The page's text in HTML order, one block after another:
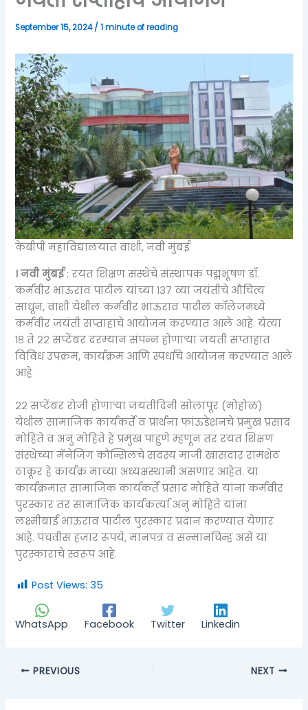
September 15, 2024/1 minute of reading
केबीपी महाविद्यालयात वाशी, नवी मुंबई
। नवी मुंबई: रयत शिक्षण संस्थेचे संस्थापक पद्मभूषण डॉ.
कर्मवीर भाऊराव पाटील यांच्या १३७ व्या जयंतीचे औचित्य
साधून, वाशी येथील कर्मवीर भाऊराव पाटील कॉलेजमध्ये
कर्मवीर जयंती सप्ताहाचे आयोजन करण्यात आले आहे. येत्या
१८ ते २२ सप्टेंबर दरम्यान संपन्न होणाऱ्या जयंती सप्ताहात
विविध उपक्रम, कार्यक्रम आणि स्पर्धांचे आयोजन करण्यात आले
आहे
२२ सप्टेंबर रोजी होणाऱ्या जयंतीदिनी सोलापूर (मोहोळ)
येथील सामाजिक कार्यकर्ते व प्रार्थना फांऊडेशनचे प्रमुख प्रसाद
मोहिते व अनु मोहिते हे प्रमुख पाहुणे म्हणून तर रयत शिक्षण
संस्थेच्या मॅनेजिंग कौन्सिलचे सदस्य माजी खासदार रामशेठ
ठाकूर हे कार्यक्र माच्या अध्यक्षस्थानी असणार आहेत. या
कार्यक्रमात सामाजिक कार्यकर्ते प्रसाद मोहिते यांना कर्मवीर
पुरस्कार तर सामाजिक कार्यकर्त्या अनु मोहिते यांना
लक्ष्मीबाई भाऊराव पाटील पुरस्कार प्रदान करण्यात येणार
आहे. पंचवीस हजार रूपये, मानपत्र व सन्मानचिन्ह असे या
पुरस्काराचे स्वरूप आहे.
Post Views: 35
WhatsApp Facebook Twitter Linkedin
PREVIOUS NEXT